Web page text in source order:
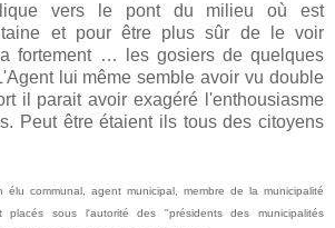
vers le pont du milieu où est
et pour être plus sûr de le voir
fortement … les gosiers de quelques
lui même semble avoir vu double
il parait avoir exagéré l'enthousiasme
Peut être étaient ils tous des citoyens
communal, agent municipal, membre de la municipalité
placés sous l'autorité des "présidents des municipalités